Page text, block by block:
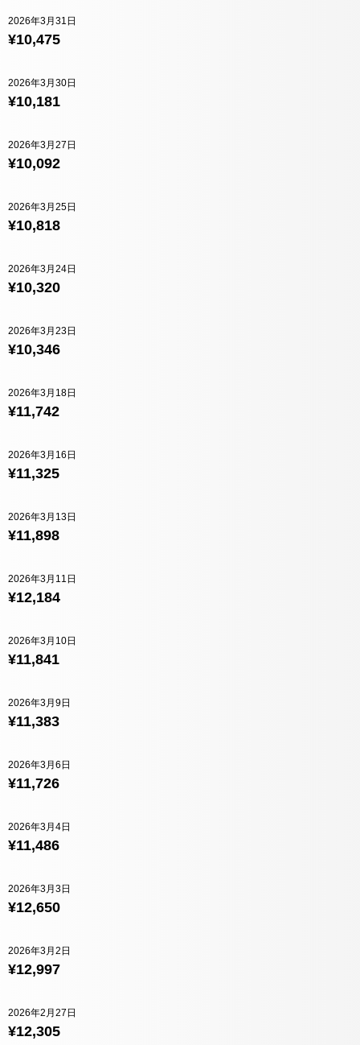
¥10,475
2026年3月31日
¥10,181
2026年3月30日
¥10,092
2026年3月27日
¥10,818
2026年3月25日
¥10,320
2026年3月24日
¥10,346
2026年3月23日
¥11,742
2026年3月18日
¥11,325
2026年3月16日
¥11,898
2026年3月13日
¥12,184
2026年3月11日
¥11,841
2026年3月10日
¥11,383
2026年3月9日
¥11,726
2026年3月6日
¥11,486
2026年3月4日
¥12,650
2026年3月3日
¥12,997
2026年3月2日
¥12,305
2026年2月27日